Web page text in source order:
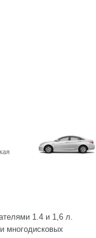
1.4 и 1,6 л.
многодисковых